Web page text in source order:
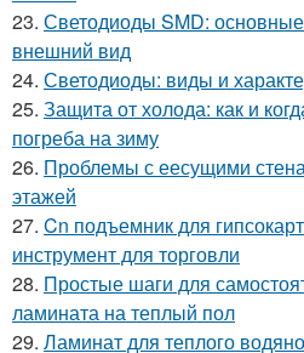
23. Светодиоды SMD: основные
внешний вид
24. Светодиоды: виды и
25. Защита от холода: как и
погреба на зиму
26. Проблемы с еесущими
этажей
27. Cn подъемник для
инструмент для торговли
28. Простые шаги для
ламината на теплый пол
29. Ламинат для теплого